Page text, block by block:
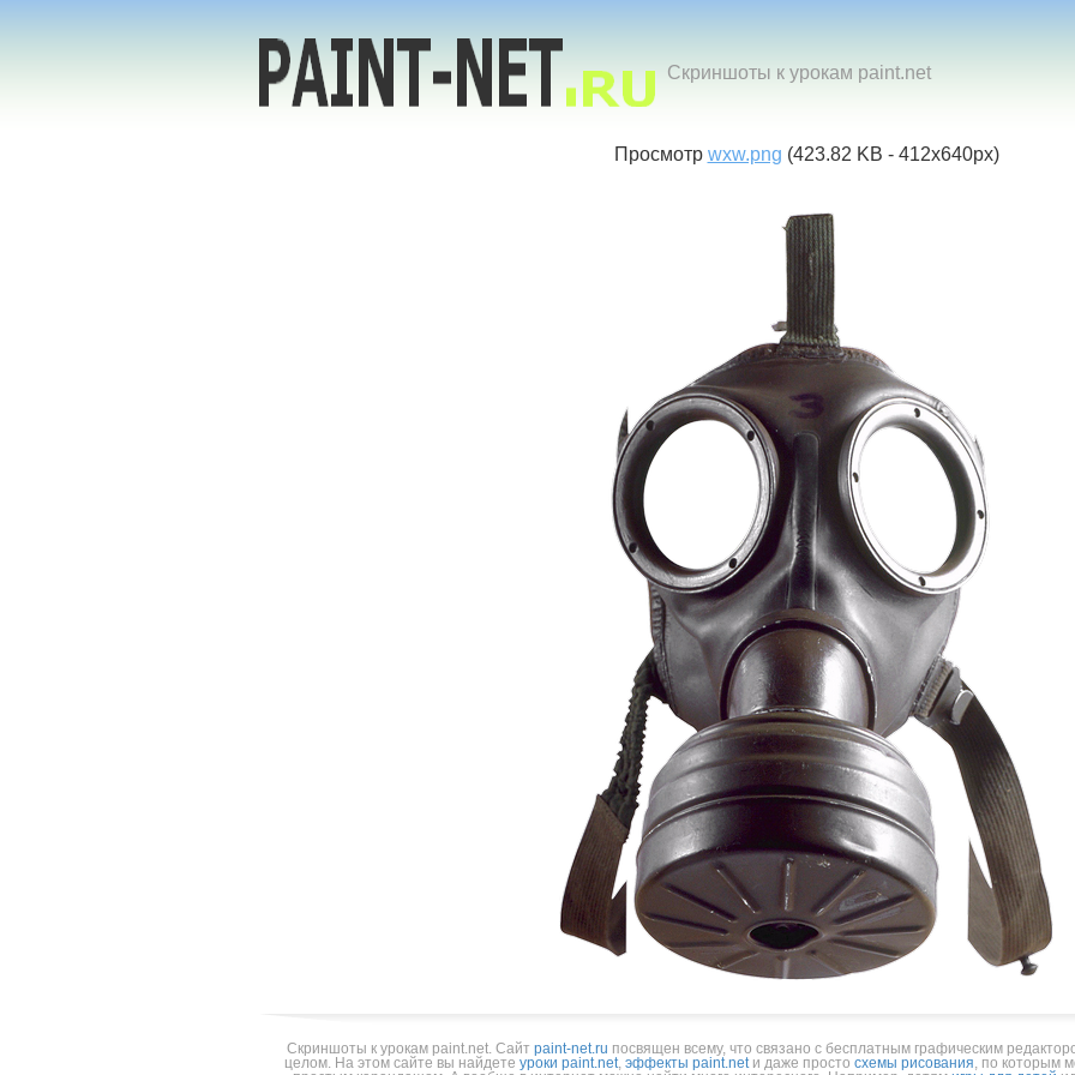
Скриншоты к урокам paint.net
Просмотр wxw.png (423.82 KB - 412x640px)
Скриншоты к урокам paint.net.Cайтpaint-net.ru посвящен всему, что связано с бесплатным графическим
целом. На этом сайте вы найдете уроки paint.net, эффекты paint.netи даже просто схемы рисования , по которым